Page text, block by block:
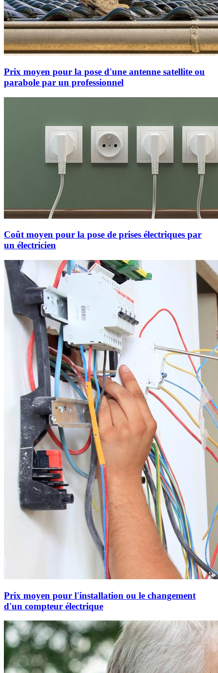
Prix moyen pour la pose d'une antenne satellite ou
parabole par un professionnel
Coût moyen pour la pose de prises électriques par
un électricien
Prix moyen pour l'installation ou le changement
d'un compteur électrique